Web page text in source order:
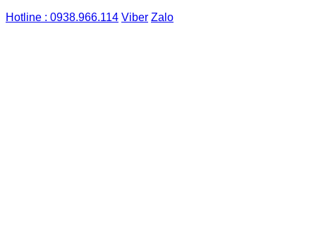
Hotline : 0938.966.114 Viber Zalo